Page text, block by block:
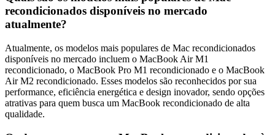
recondicionados disponíveis no mercado
atualmente?
Atualmente, os modelos mais populares de Mac recondicionados
disponíveis no mercado incluem o MacBook Air M1
recondicionado, o MacBook Pro M1 recondicionado e o MacBook
Air M2 recondicionado. Esses modelos são reconhecidos por sua
performance, eficiência energética e design inovador, sendo opções
atrativas para quem busca um MacBook recondicionado de alta
qualidade.